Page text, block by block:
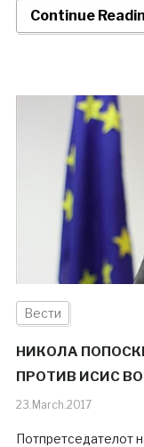
Continue
Вести
НИКОЛА
ПРОТИВ ИСИС
23.March.2017
Потпретседателот